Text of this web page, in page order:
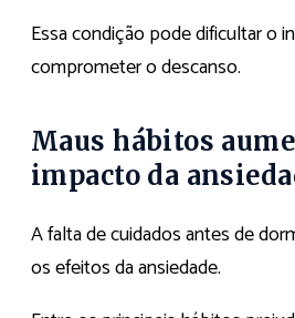
Essa condição pode dificultar o
comprometer o descanso.
Maus hábitos
impacto da
A falta de cuidados antes de
os efeitos da ansiedade.